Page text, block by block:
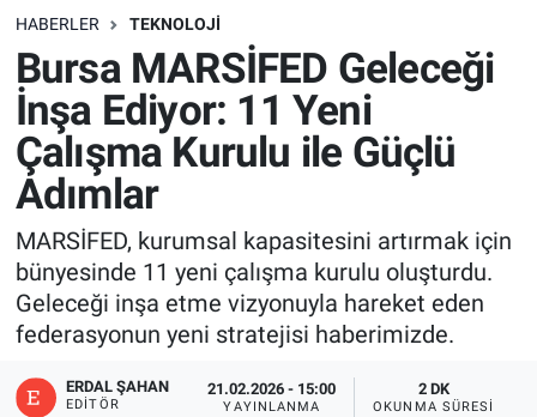
HABERLER TEKNOLOJİ
Bursa MARSİFED Geleceği
İnşa Ediyor: 11 Yeni
Çalışma Kurulu ile Güçlü
Adımlar
MARSİFED, kurumsal kapasitesini artırmak için
bünyesinde 11 yeni çalışma kurulu oluşturdu.
Geleceği inşa etme vizyonuyla hareket eden
federasyonun yeni stratejisi haberimizde.
ERDAL ŞAHAN
EDITÖR
21.02.2026 - 15:00
YAYINLANMA
2 DK
OKUNMA SÜRESI